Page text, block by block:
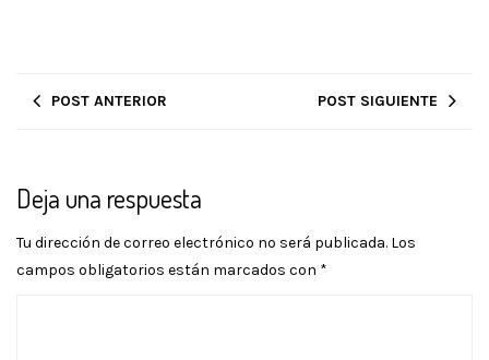
POST ANTERIOR POST SIGUIENTE
Deja una respuesta
Tu dirección de correo electrónico no será publicada. Los
campos obligatorios están marcados con *